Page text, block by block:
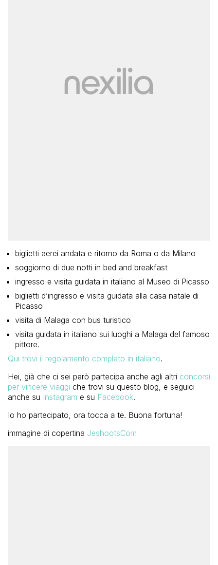
biglietti aerei andata e ritorno da Roma o da Milano
soggiorno di due notti in bed and breakfast
ingresso e visita guidata in italiano al Museo di Picasso
biglietti d’ingresso e visita guidata alla casa natale di
Picasso
visita di Malaga con bus turistico
visita guidata in italiano sui luoghi a Malaga del famoso
pittore.
Qui trovi il regolamento completo in italiano.
Hei, già che ci sei però partecipa anche agli altri concorsi
per vincere viaggi che trovi su questo blog, e seguici
anche su Instagram e su Facebook.
Io ho partecipato, ora tocca a te. Buona fortuna!
immagine di copertina JeshootsCom